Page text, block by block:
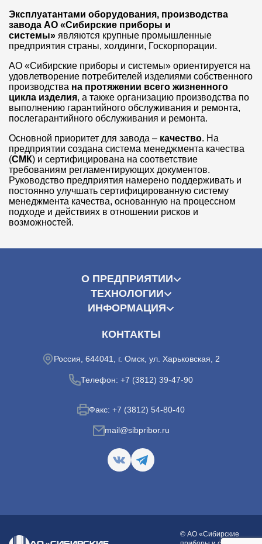
Эксплуатантами оборудования, производства
завода АО «Сибирские приборы и
системы» являются крупные промышленные
предприятия страны, холдинги, Госкорпорации.
АО «Сибирские приборы и системы» ориентируется на
удовлетворение потребителей изделиями собственного
производства на протяжении всего жизненного
цикла изделия, а также организацию производства по
выполнению гарантийного обслуживания и ремонта,
послегарантийного обслуживания и ремонта.
Основной приоритет для завода – качество. На
предприятии создана система менеджмента качества
(СМК) и сертифицирована на соответствие
требованиям регламентирующих документов.
Руководство предприятия намерено поддерживать и
постоянно улучшать сертифицированную систему
менеджмента качества, основанную на процессном
подходе и действиях в отношении рисков и
возможностей.
О ПРЕДПРИЯТИИ
ТЕХНОЛОГИИ
ИНФОРМАЦИЯ
КОНТАКТЫ
Россия, 644041, г. Омск, ул. Харьковская, 2
Телефон: +7 (3812) 39-47-90
Факс: +7 (3812) 54-80-40
mail@sibpribor.ru
© АО «Сибирские